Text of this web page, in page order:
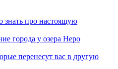
города у озера Неро